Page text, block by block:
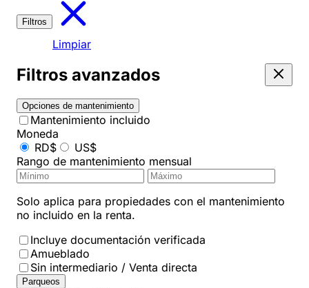
Filtros
Limpiar
Filtros avanzados
Opciones de mantenimiento
Mantenimiento incluido
Moneda
RD$
US$
Rango de mantenimiento mensual
Solo aplica para propiedades con el mantenimiento
no incluido en la renta.
Incluye documentación verificada
Amueblado
Sin intermediario / Venta directa
Parqueos